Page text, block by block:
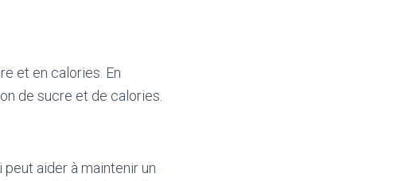
et en calories. En
de sucre et de calories.
aider à maintenir un